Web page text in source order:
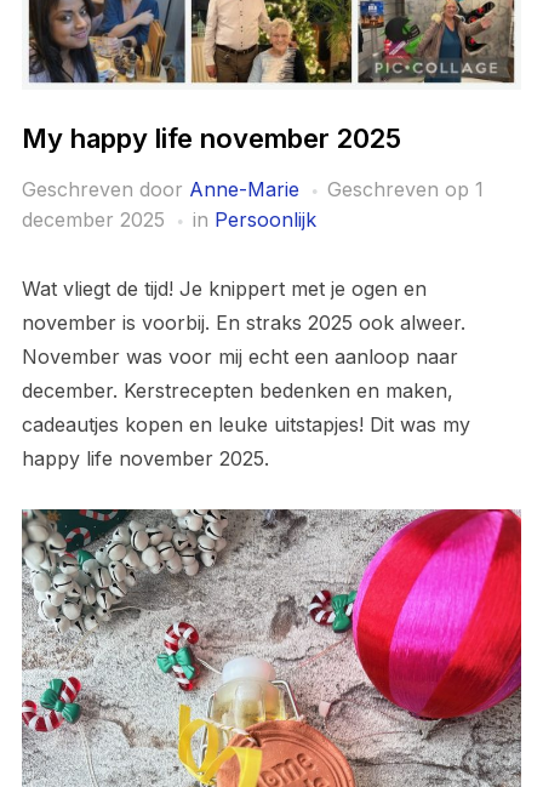
My happy life november 2025
Geschreven door Anne-Marie Geschreven op 1
december 2025
in Persoonlijk
Wat vliegt de tijd! Je knippert met je ogen en
november is voorbij. En straks 2025 ook alweer.
November was voor mij echt een aanloop naar
december. Kerstrecepten bedenken en maken,
cadeautjes kopen en leuke uitstapjes! Dit was my
happy life november 2025.